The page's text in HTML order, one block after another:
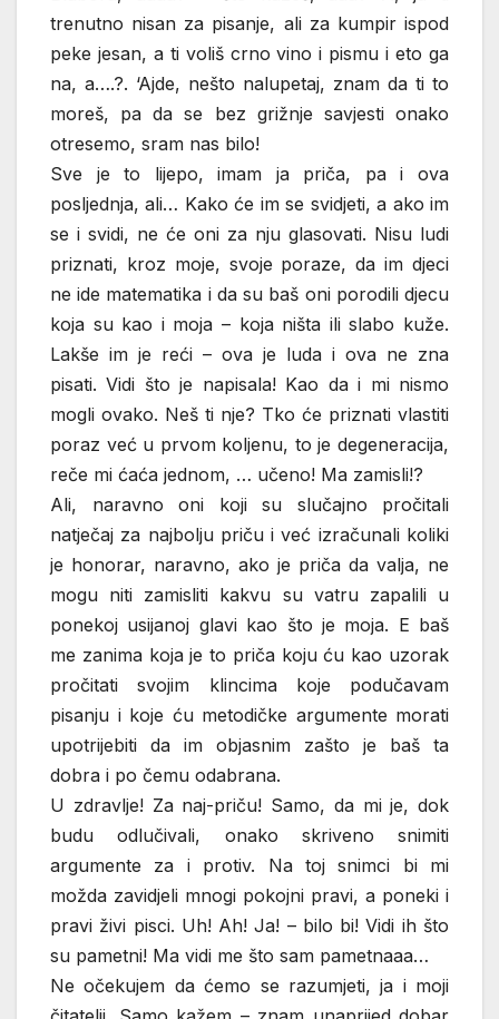
trenutno nisan za pisanje, ali za kumpir ispod
peke jesan, a ti voliš crno vino i pismu i eto ga
na, a….?. ‘Ajde, nešto nalupetaj, znam da ti to
moreš, pa da se bez grižnje savjesti onako
otresemo, sram nas bilo!
Sve je to lijepo, imam ja priča, pa i ova
posljednja, ali… Kako će im se svidjeti, a ako im
se i svidi, ne će oni za nju glasovati. Nisu ludi
priznati, kroz moje, svoje poraze, da im djeci
ne ide matematika i da su baš oni porodili djecu
koja su kao i moja – koja ništa ili slabo kuže.
Lakše im je reći – ova je luda i ova ne zna
pisati. Vidi što je napisala! Kao da i mi nismo
mogli ovako. Neš ti nje? Tko će priznati vlastiti
poraz već u prvom koljenu, to je degeneracija,
reče mi ćaća jednom, … učeno! Ma zamisli!?
Ali, naravno oni koji su slučajno pročitali
natječaj za najbolju priču i već izračunali koliki
je honorar, naravno, ako je priča da valja, ne
mogu niti zamisliti kakvu su vatru zapalili u
ponekoj usijanoj glavi kao što je moja. E baš
me zanima koja je to priča koju ću kao uzorak
pročitati svojim klincima koje podučavam
pisanju i koje ću metodičke argumente morati
upotrijebiti da im objasnim zašto je baš ta
dobra i po čemu odabrana.
U zdravlje! Za naj-priču! Samo, da mi je, dok
budu odlučivali, onako skriveno snimiti
argumente za i protiv. Na toj snimci bi mi
možda zavidjeli mnogi pokojni pravi, a poneki i
pravi živi pisci. Uh! Ah! Ja! – bilo bi! Vidi ih što
su pametni! Ma vidi me što sam pametnaaa…
Ne očekujem da ćemo se razumjeti, ja i moji